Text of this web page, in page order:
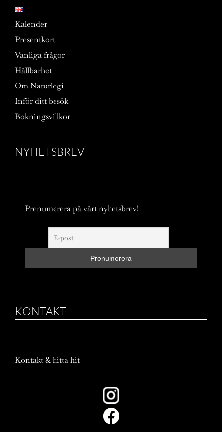
Kalender
Presentkort
Vanliga frågor
Hållbarhet
Om Naturlogi
Inför ditt besök
Bokningsvillkor
NYHETSBREV
Prenumerera på vårt nyhetsbrev!
KONTAKT
Kontakt & hitta hit